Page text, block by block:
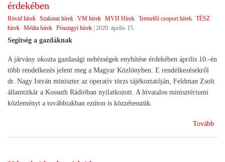
érdekében
Rövid hírek Szakmai hírek VM hírek MVH Hírek Termelői csoport hírek TÉSZ
hírek Média hírek Pénzügyi hírek | 2020. április 15.
Segítség a gazdáknak
A járvány okozta gazdasági nehézségek enyhítése érdekében április 10.-én
több rendelkezés jelent meg a Magyar Közlönyben. E rendelkezésekről
dr. Nagy István miniszter az operatív törzs tájékoztatóján, Feldman Zsolt
államtitkár a Kossuth Rádióban nyilatkozott. A hivatalos minisztériumi
közleményt a továbbiakban ezúton is közzétesszük.
Tovább